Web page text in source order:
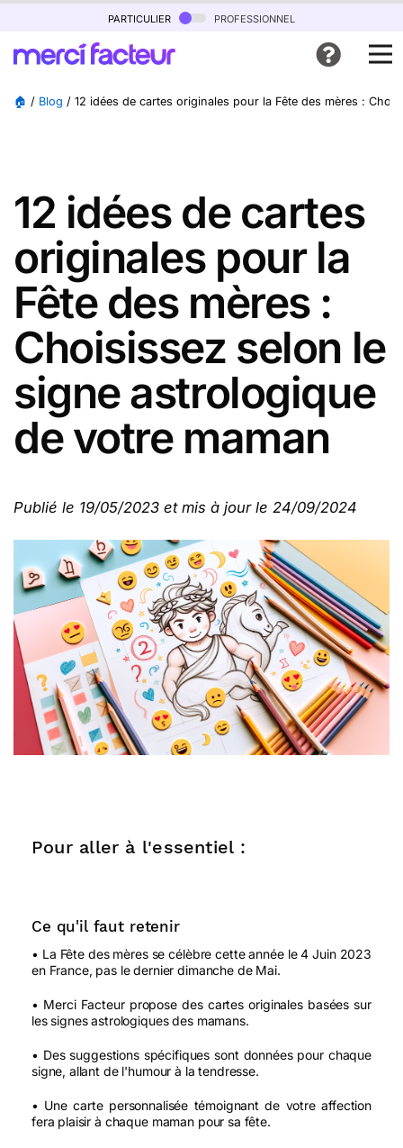
particulier professionnel
🏠 / Blog / 12 idées de cartes originales pour la Fête des mères :
12 idées de cartes
originales pour la
Fête des mères :
Choisissez selon le
signe astrologique
de votre maman
Publié le 19/05/2023 et mis à jour le 24/09/2024
Pour aller à l'essentiel :
Ce qu'il faut retenir
• La Fête des mères se célèbre cette année le 4 Juin 2023
en France, pas le dernier dimanche de Mai.
• Merci Facteur propose des cartes originales basées sur
les signes astrologiques des mamans.
• Des suggestions spécifiques sont données pour chaque
signe, allant de l'humour à la tendresse.
• Une carte personnalisée témoignant de votre affection
fera plaisir à chaque maman pour sa fête.